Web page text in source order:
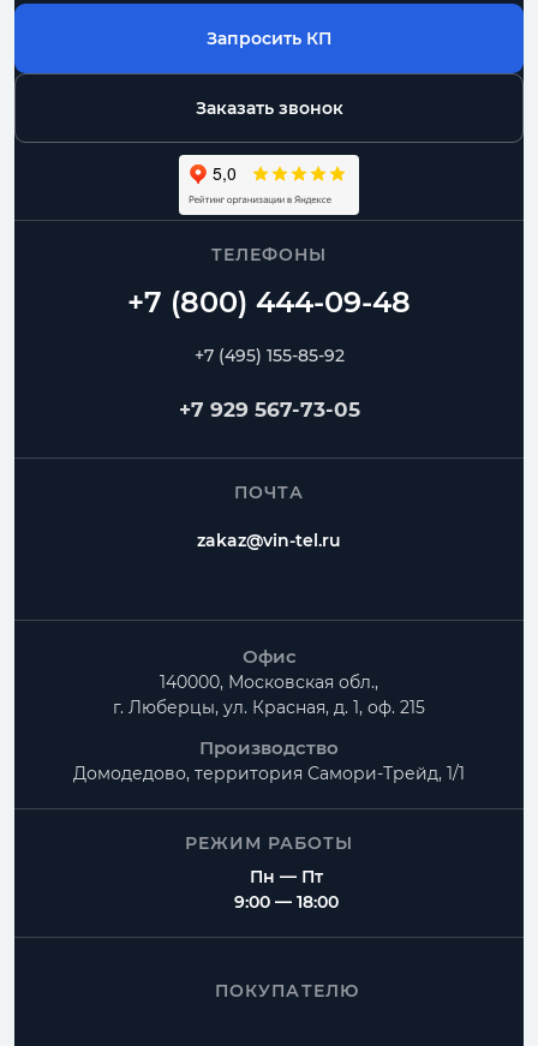
Запросить КП
Заказать звонок
ТЕЛЕФОНЫ
+7 (495) 155-85-92
+7 929 567-73-05
ПОЧТА
zakaz@vin-tel.ru
Офис
140000, Московская обл.,
г. Люберцы, ул. Красная, д. 1, оф. 215
Производство
Домодедово, территория Самори-Трейд, 1/1
РЕЖИМ РАБОТЫ
Пн — Пт
9:00 — 18:00
ПОКУПАТЕЛЮ